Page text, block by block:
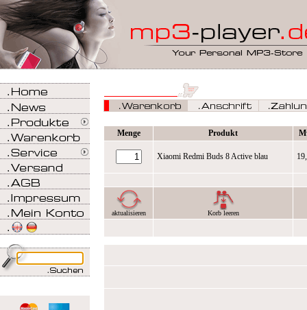
Menge Produkt
Xiaomi Redmi Buds 8 Active blau
aktualisieren Korb leeren